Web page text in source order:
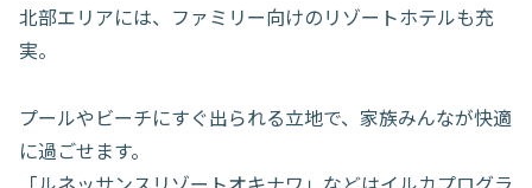
北部エリアには、ファミリー向けのリゾートホテルも充
実。
プールやビーチにすぐ出られる立地で、家族みんなが快適
に過ごせます。